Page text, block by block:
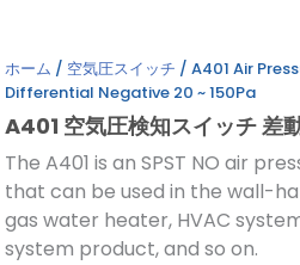
ホーム / 空気圧スイッチ / A401 Air
Differential Negative 20 ~ 150Pa
A401 空気圧検知スイッチ 差
The A401 is an SPST NO air
that can be used in the wall-
gas water heater, HVAC
system product, and so on.